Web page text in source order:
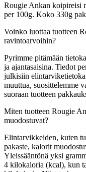
Rougie Ankan koipireisi
per 100g. Koko 330g
Voinko luottaa tuotteen
ravintoarvoihin?
Pyrimme pitämään
ja ajantasaisina. Tiedot
julkisiin
muuttua, suosittelemme
suoraan tuotteen
Miten tuotteen Rougie
muodostuvat?
Elintarvikkeiden, kuten
pakaste, kalorit
Yleissääntönä yksi
4 kilokaloria (kcal), kun